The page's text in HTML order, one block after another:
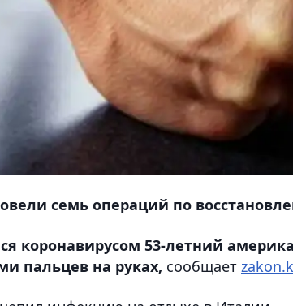
семь операций по
коронавирусом 53-летний
пальцев на руках, сообщает